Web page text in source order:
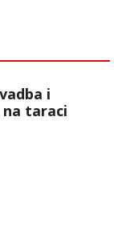
i
na taraci